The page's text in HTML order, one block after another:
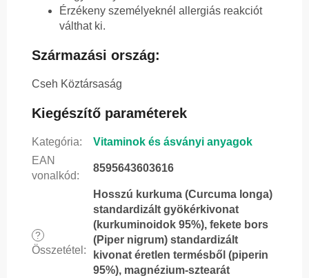
Érzékeny személyeknél allergiás reakciót
válthat ki.
Származási ország:
Cseh Köztársaság
Kiegészítő paraméterek
Kategória:
Vitaminok és ásványi anyagok
EAN
vonalkód:
8595643603616
?
Összetétel :
Hosszú kurkuma (Curcuma longa)
standardizált gyökérkivonat
(kurkuminoidok 95%), fekete bors
(Piper nigrum) standardizált
kivonat éretlen termésből (piperin
95%), magnézium-sztearát